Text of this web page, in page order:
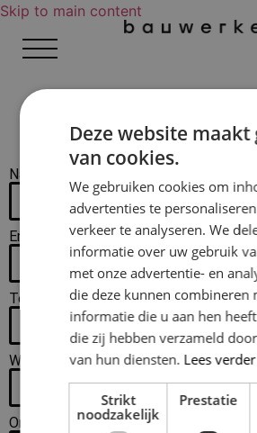
Skip to main content
Naam
Email
Telefoon
Woonplaats
Omschrijving
Deze website
van cookies.
We gebruiken cookies om
advertenties te
verkeer te analyseren. We
informatie over uw gebruik
met onze advertentie- en
die deze kunnen combineren
informatie die u aan hen
die zij hebben verzameld
van hun diensten. Lees verder
Strikt
noodzakelijk
Prestatie